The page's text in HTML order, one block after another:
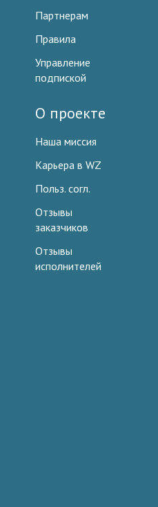
Партнерам
Правила
Управление
подпиской
О проекте
Наша миссия
Карьера в WZ
Польз. согл.
Отзывы
заказчиков
Отзывы
исполнителей